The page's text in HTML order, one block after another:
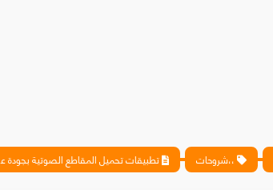
،،شروحات تطبيقات تحميل المقاطع الصوتية بجودة عالية وبالمجان